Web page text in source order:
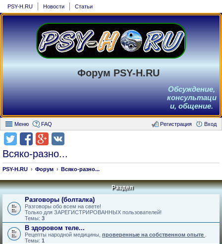
PSY-H.RU Новости Статьи
Форум PSY-H.RU
Обсуждение,
консультаци
и, общение.
Меню FAQ Вход
Регистрация
Всяко-разно...
PSY-H.RU Форум Всяко-разно...
Раздел
Разговоры (болталка)
Разговоры обо всем на свете!
Только для ЗАРЕГИСТРИРОВАННЫХ пользователей!
Темы: 3
В здоровом теле...
Рецепты народной медицины, проверенные на собственном опыте
Темы: 1